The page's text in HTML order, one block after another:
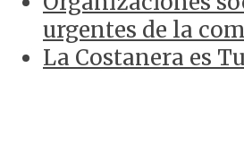
urgentes de la
La Costanera es